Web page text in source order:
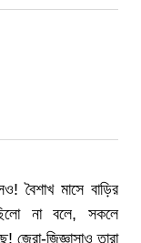
বৈশাখ মাসে বাড়ির
না বলে, সকলে
জেরা-জিজ্ঞাসাও তারা